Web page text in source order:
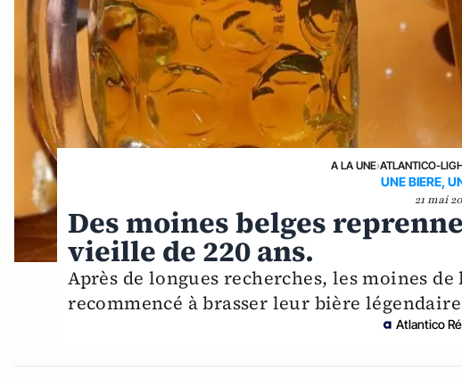
A LA UNE›ATLANTICO-
UNE BIERE,
21 mai
Des moines belges
vieille de 220 ans.
Après de longues recherches, les moines
recommencé à brasser leur bière
Atlantico